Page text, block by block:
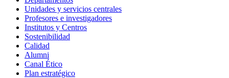
Unidades y servicios centrales
Profesores e investigadores
Institutos y Centros
Sostenibilidad
Calidad
Alumni
Canal Ético
Plan estratégico